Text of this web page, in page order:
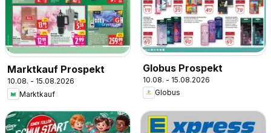
Marktkauf Prospekt
10.08. - 15.08.2026
Marktkauf
Globus Prospekt
10.08. - 15.08.2026
Globus